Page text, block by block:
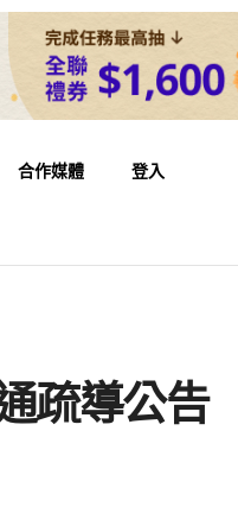
合作媒體 登入
疏導公告